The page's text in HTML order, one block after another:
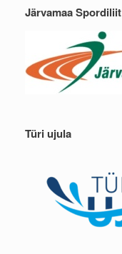
Järvamaa Spordiliit
Türi ujula